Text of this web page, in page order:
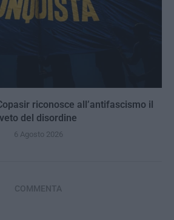
riconosce all’antifascismo il
veto del disordine
6 Agosto 2026
COMMENTA